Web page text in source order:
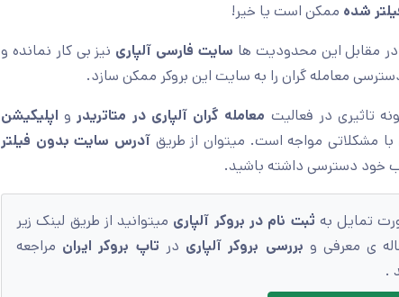
شده ممکن است یا خیر!
در مقابل این محدودیت ها سایت فارسی آلپاری نیز بی کار نمانده و
معامله گران را به سایت این بروکر ممکن سازد.
تاثیری در فعالیت معامله گران آلپاری در متاتریدرو اپلیکیشن
با مشکلاتی مواجه است. میتوان از طریق آدرس سایت بدون فیلتر
تمایل به ثبت نام در بروکر آلپاری میتوانید از طریق لینک زیر
ی معرفی و بررسی بروکر آلپاری در تاپ بروکر ایران مراجعه
.